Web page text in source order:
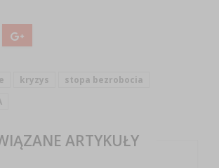
kryzys
stopa bezrobocia
ARTYKUŁY